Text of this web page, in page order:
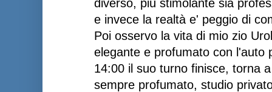
diverso, più stimolante sia
e invece la realtà e' peggio di
Poi osservo la vita di mio zio
elegante e profumato con l'auto
14:00 il suo turno finisce, torna
sempre profumato, studio